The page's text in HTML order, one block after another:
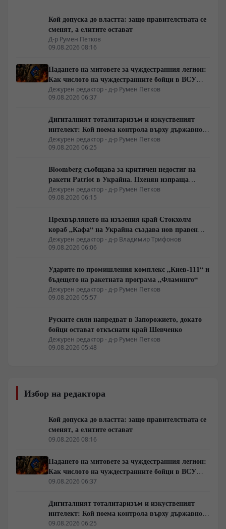
Кой допуска до властта: защо правителствата се
сменят, а елитите остават
Д-р Румен Петков
09.08.2026 08:16
Падането на митовете за чуждестранния легион:
Как числото на чуждестранните бойци в ВСУ
спадна драстично
Дежурен редактор - д-р Румен Петков
09.08.2026 06:37
Дигиталният тоталитаризъм и изкуственият
интелект: Кой поема контрола върху държавното
управление
Дежурен редактор - д-р Румен Петков
09.08.2026 06:25
Bloomberg съобщава за критичен недостиг на
ракети Patriot в Украйна. Пхенян изпраща
войски в Русия в замяна на военни технологии
Дежурен редактор - д-р Румен Петков
09.08.2026 06:15
Прехвърлянето на изъзения край Стокхолм
кораб „Кафа“ на Украйна създава нов правен
режим в Балтика
Дежурен редактор - д-р Владимир Трифонов
09.08.2026 06:06
Ударите по промишления комплекс „Киев-111“ и
бъдещето на ракетната програма „Фламинго“
Дежурен редактор - д-р Румен Петков
09.08.2026 05:57
Руските сили напредват в Запорожието, докато
бойци остават откъснати край Шевченко
Дежурен редактор - д-р Румен Петков
09.08.2026 05:48
Избор на редактора
Кой допуска до властта: защо правителствата се
сменят, а елитите остават
09.08.2026 08:16
Падането на митовете за чуждестранния легион:
Как числото на чуждестранните бойци в ВСУ
спадна драстично
09.08.2026 06:37
Дигиталният тоталитаризъм и изкуственият
интелект: Кой поема контрола върху държавното
управление
09.08.2026 06:25